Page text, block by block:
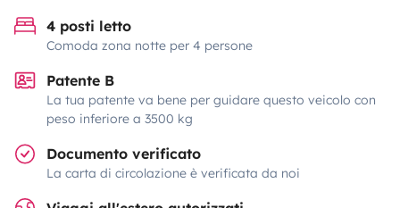
4 posti letto
Comoda zona notte per 4 persone
Patente B
La tua patente va bene per guidare questo veicolo con
peso inferiore a 3500 kg
Documento verificato
La carta di circolazione è verificata da noi